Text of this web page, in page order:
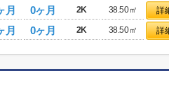
月 0ヶ月 2K 38.50㎡ 詳
月 0ヶ月 2K 38.50㎡ 詳